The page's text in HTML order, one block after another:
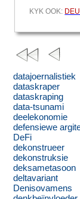
KYK OOK:
datajoernalistiek
dataskraper
dataskraping
data-tsunami
deelekonomie
defensiewe
DeFi
dekonstrueer
dekonstruksie
deksametasoon
deltavariant
Denisovamens